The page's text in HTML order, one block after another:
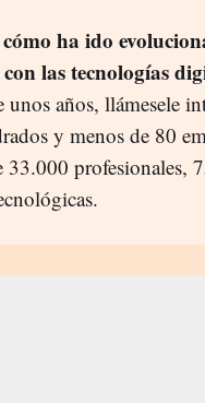
ha ido
las tecnologías
años, llámesele
y menos de 80
33.000 profesionales,